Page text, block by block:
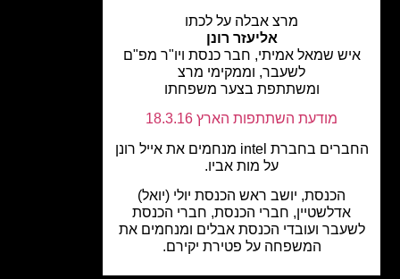
מרצ אבלה על לכתו
אליעזר רונן
שמאל אמיתי, חבר כנסת ויו"ר מפ"ם
לשעבר, וממקימי מרצ
ומשתתפת בצער משפחתו
מודעת השתתפות הארץ 18.3.16
החברים בחברת intel מנחמים את אייל רונן
על מות אביו.
הכנסת, יושב ראש הכנסת יולי (יואל)
אדלשטיין, חברי הכנסת, חברי הכנסת
ועובדי הכנסת אבלים ומנחמים את
המשפחה על פטירת יקירם.